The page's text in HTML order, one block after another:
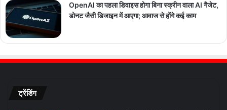
OpenAI का पहला डिवाइस होगा बिना स्क्रीन वाला AI गैजेट,
डोनट जैसी डिजाइन में आएगा; आवाज से होंगे कई काम
ट्रेंडिंग